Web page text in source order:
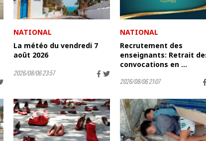
NATIONAL
La météo du vendredi 7
août 2026
2026/08/06 23:57
NATIONAL
Recrutement des
enseignants: Retrait
convocations en ...
2026/08/06 21:07